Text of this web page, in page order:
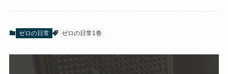
ゼロの日常 ゼロの日常1巻